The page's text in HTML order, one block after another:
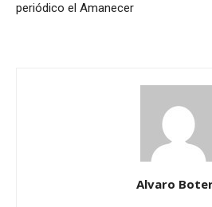
periódico el Amanecer
Alvaro